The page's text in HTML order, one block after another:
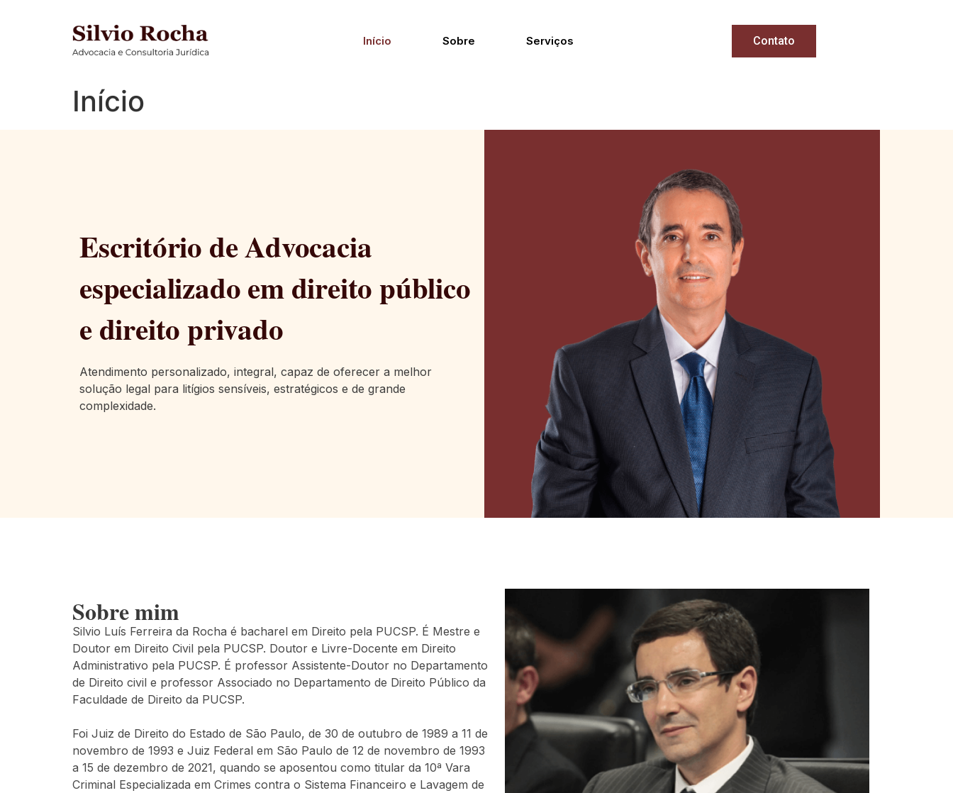
Início Sobre Serviços Contato
Início
Escritório de Advocacia
especializado em direito público
e direito privado
Atendimento personalizado, integral, capaz de oferecer a melhor
solução legal para litígios sensíveis, estratégicos e de grande
complexidade.
Sobre mim
Silvio Luís Ferreira da Rocha é bacharel em Direito pela PUCSP. É Mestre e
Doutor em Direito Civil pela PUCSP. Doutor e Livre-Docente em Direito
Administrativo pela PUCSP. É professor Assistente-Doutor no Departamento
de Direito civil e professor Associado no Departamento de Direito Público da
Faculdade de Direito da PUCSP.
Foi Juiz de Direito do Estado de São Paulo, de 30 de outubro de 1989 a 11 de
novembro de 1993 e Juiz Federal em São Paulo de 12 de novembro de 1993
a 15 de dezembro de 2021, quando se aposentou como titular da 10ª Vara
Criminal Especializada em Crimes contra o Sistema Financeiro e Lavagem de